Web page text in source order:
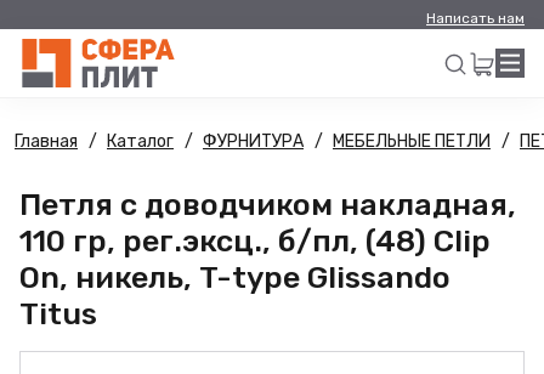
Написать нам
Искать
Главная Каталог ФУРНИТУРА МЕБЕЛЬНЫЕ ПЕТЛИ
Петля с доводчиком накладная,
110 гр, рег.эксц., б/пл, (48) Clip
On, никель, T-type Glissando
Titus